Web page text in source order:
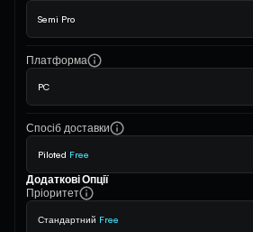
Semi Pro
Платформа
PC
Спосіб доставки
Piloted Free
Додаткові Опції
Пріоритет
Стандартний Free